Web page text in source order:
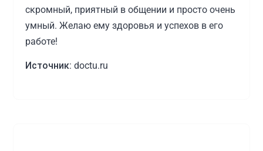
скромный, приятный в общении и просто очень
умный. Желаю ему здоровья и успехов в его
работе!
Источник: doctu.ru